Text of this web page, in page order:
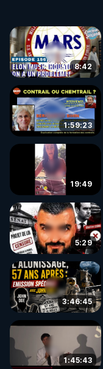
8:42
1:59:23
19:49
5:29
3:46:45
1:45:43